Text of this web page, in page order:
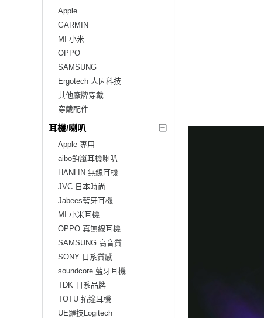
Apple
GARMIN
MI 小米
OPPO
SAMSUNG
Ergotech 人因科技
其他廠牌穿戴
穿戴配件
耳機/喇叭
Apple 專用
aibo鈞嵐耳機喇叭
HANLIN 無線耳機
JVC 日本時尚
Jabees藍牙耳機
MI 小米耳機
OPPO 真無線耳機
SAMSUNG 高音質
SONY 日系質感
soundcore 藍牙耳機
TDK 日系品牌
TOTU 拓途耳機
UE羅技Logitech